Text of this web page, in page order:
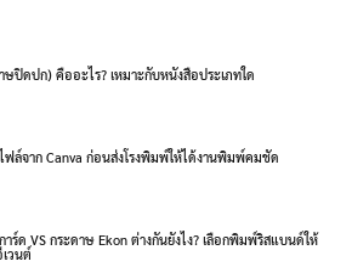
ษปิดปก) คืออะไร? เหมาะกับหนังสือประเภทใด
ฟล์จาก Canva ก่อนส่งโรงพิมพ์ให้ได้งานพิมพ์คมชัด
าร์ด VS กระดาษ Ekon ต่างกันยังไง? เลือกพิมพ์ริสแบนด์ให้
วนต์